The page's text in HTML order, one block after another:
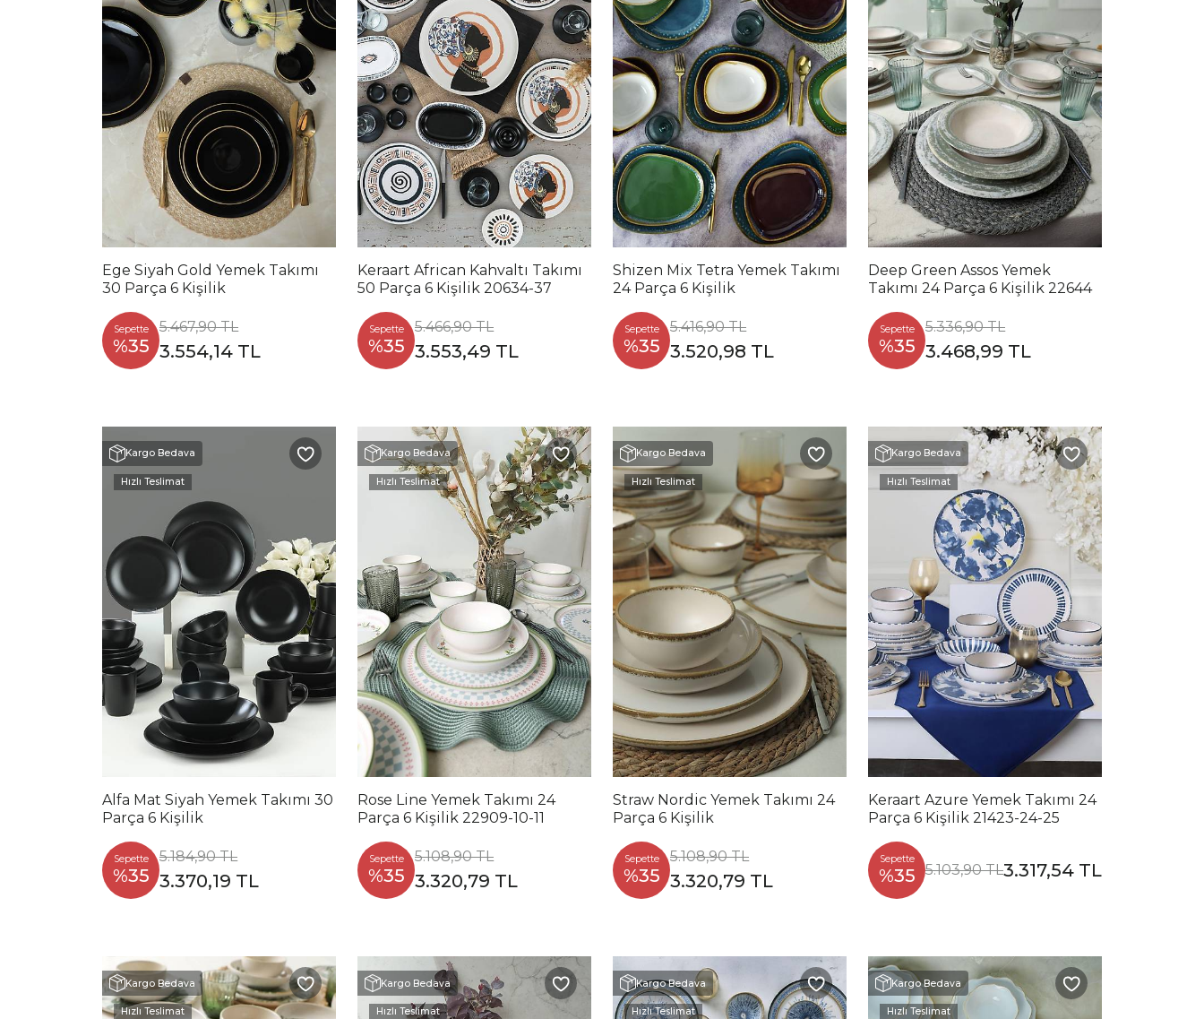
Ege Siyah Gold Yemek Takımı
30 Parça 6 Kişilik
Sepette
%35
5.467,90 TL
3.554,14 TL
Keraart African Kahvaltı Takımı
50 Parça 6 Kişilik 20634-37
Sepette
%35
5.466,90 TL
3.553,49 TL
Shizen Mix Tetra Yemek Takımı
24 Parça 6 Kişilik
Sepette
%35
5.416,90 TL
3.520,98 TL
Deep Green Assos Yemek
Takımı 24 Parça 6 Kişilik 22644
Sepette
%35
5.336,90 TL
3.468,99 TL
Kargo Bedava
Hızlı Teslimat
Alfa Mat Siyah Yemek Takımı 30
Parça 6 Kişilik
Sepette
%35
5.184,90 TL
3.370,19 TL
Kargo Bedava
Hızlı Teslimat
Rose Line Yemek Takımı 24
Parça 6 Kişilik 22909-10-11
Sepette
%35
5.108,90 TL
3.320,79 TL
Kargo Bedava
Hızlı Teslimat
Straw Nordic Yemek Takımı 24
Parça 6 Kişilik
Sepette
%35
5.108,90 TL
3.320,79 TL
Kargo Bedava
Hızlı Teslimat
Keraart Azure Yemek Takımı 24
Parça 6 Kişilik 21423-24-25
Sepette
%35 5.103,90 TL3.317,54 TL
Kargo Bedava
Hızlı Teslimat
Kargo Bedava
Hızlı Teslimat
Kargo Bedava
Hızlı Teslimat
Kargo Bedava
Hızlı Teslimat